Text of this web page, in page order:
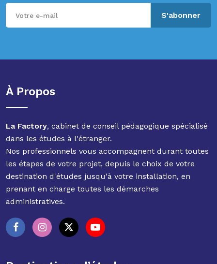
S'abonner
À Propos
La Factory, cabinet de conseil pédagogique spécialisé
dans les études à l'étranger.
Nos professionnels vous accompagnent durant toutes
les étapes de votre projet, depuis le choix de votre
destination d'études jusqu'à votre installation, en
prenant en charge toutes les démarches
administratives.